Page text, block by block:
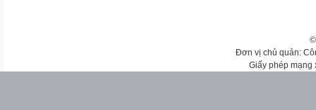
Đơn vị chủ quản:
Giấy phép mạng